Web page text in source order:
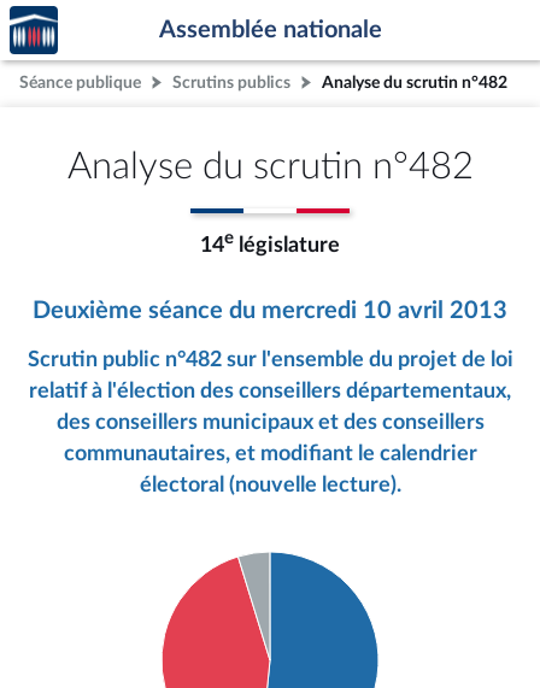
Aller au contenu
Aller en bas de la page
Accèder
à la
page
d'accueil
Assemblée nationale
Séance publique Scrutins publics Analyse du scrutin n°482
Analyse du scrutin n°482
14e législature
Deuxième séance du mercredi 10 avril 2013
Scrutin public n°482 sur l'ensemble du projet de loi
relatif à l'élection des conseillers départementaux,
des conseillers municipaux et des conseillers
communautaires, et modifiant le calendrier
électoral (nouvelle lecture).